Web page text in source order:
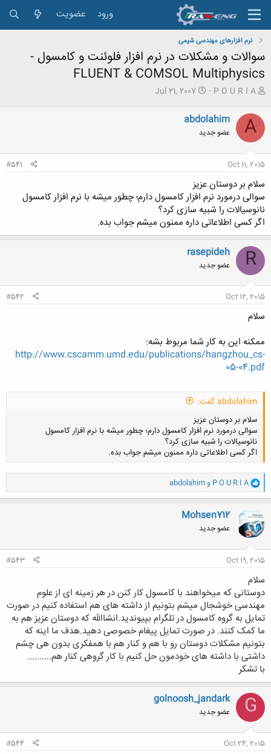
ورود عضویت
نرم افزارهای مهندسی شیمی
سوالات و مشکلات در نرم افزار فلوئنت و کامسول -
FLUENT & COMSOL Multiphysics
ش
و
ع
ک
ن
ن
د
ه
م
و
ض
و
ع
P O U R I A
ت
ی
ر
Jul 21, 2007
A
abdolahim
عضو جدید
Oct 11, 2015
#541
سلام بر دوستان عزیز
سوالی درمورد نرم افزار کامسول دارم؛ چطور میشه با نرم افزار کامسول
نانوسیالات را شبیه سازی کرد؟
اگر کسی اطلاعاتی داره ممنون میشم جواب بده.
R
rasepideh
عضو جدید
Oct 12, 2015
#542
سلام
ممکنه این به کار شما مربوط بشه:
http://www.cscamm.umd.edu/publications/hangzhou_cs-
05-04.pdf
abdolahim گفت:
سلام بر دوستان عزیز
سوالی درمورد نرم افزار کامسول دارم؛ چطور میشه با نرم افزار کامسول
نانوسیالات را شبیه سازی کرد؟
اگر کسی اطلاعاتی داره ممنون میشم جواب بده.
کلیک کنید تا باز شود...
و
ا
ک
ن
ش
ه
ا
P O U R I A وabdolahim
Mohsen712
عضو جدید
Oct 19, 2015
#543
سلام
دوستانی که میخواهند با کامسول کار کنن در هر زمینه ای از علوم
مهندسی خوشجال میشم بتونیم از داشته های هم استفاده کنیم در صورت
تمایل به گروه کامسول در تلگرام بپیوندید.انشاالله که دوستان عزیز هم به
ما کمک کنند. در صورت تمایل پیغام خصوصی دهید.هدف ما اینه که
بتونیم مشکلات دوستان رو با هم و کنار هم با همفکری بدون هی چشم
داشتی با داشته های خودمون حل کنیم با کار گروهی کنار هم..........
با تشکر
G
golnoosh_jandark
عضو جدید
Oct 24, 2015
#544